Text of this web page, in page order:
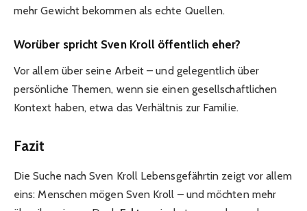
mehr Gewicht bekommen als echte Quellen.
Worüber spricht Sven Kroll öffentlich eher?
Vor allem über seine Arbeit – und gelegentlich über
persönliche Themen, wenn sie einen gesellschaftlichen
Kontext haben, etwa das Verhältnis zur Familie.
Fazit
Die Suche nach Sven Kroll Lebensgefährtin zeigt vor allem
eins: Menschen mögen Sven Kroll – und möchten mehr